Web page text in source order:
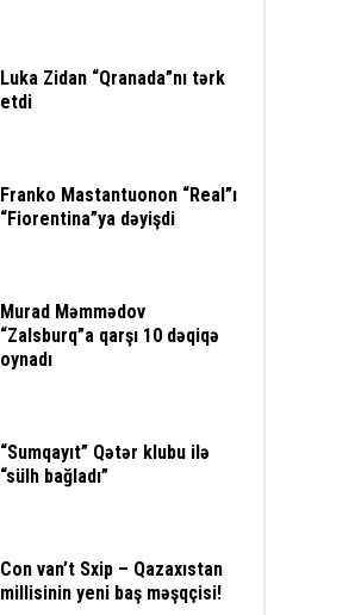
Luka Zidan “Qranada”nı tərk
etdi
Franko Mastantuonon “Real”ı
“Fiorentina”ya dəyişdi
Murad Məmmədov
“Zalsburq”a qarşı 10 dəqiqə
oynadı
“Sumqayıt” Qətər klubu ilə
“sülh bağladı”
Con van’t Sxip – Qazaxıstan
millisinin yeni baş məşqçisi!